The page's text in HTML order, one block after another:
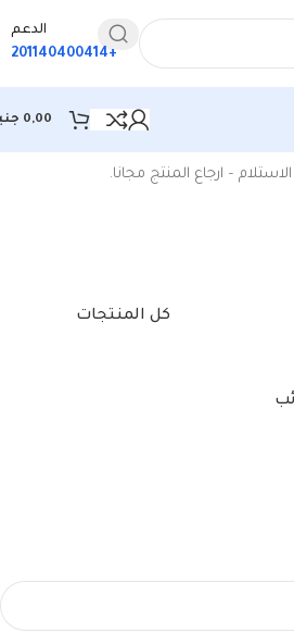
الدعم
+201140400414
0,00
– ارجاع المنتج مجانا.
كل المنتجات